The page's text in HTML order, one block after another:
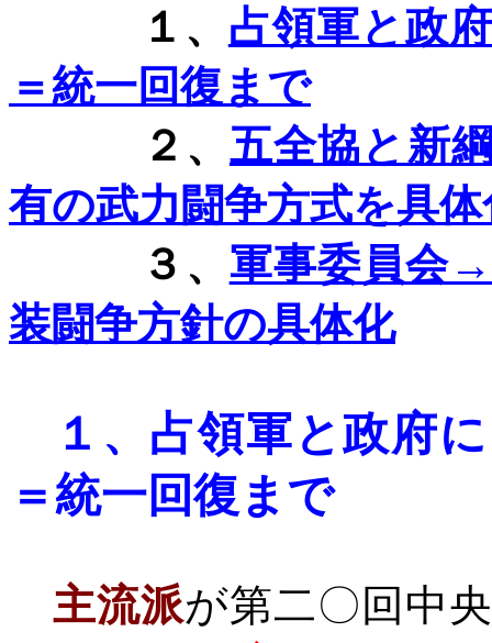
１、 占領軍と政
＝統一回復まで
２、 五全協と新
有の武力闘争方式を具体
３、 軍事委員会
装闘争方針の具体化
１、 占領軍と政府
＝統一回復まで
主流派が第二〇回中